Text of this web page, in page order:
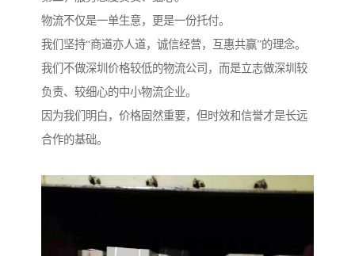
物流不仅是一单生意，更是一份托付。
我们坚持“商道亦人道，诚信经营，互惠共赢”的理念。
我们不做深圳价格较低的物流公司，而是立志做深圳较
负责、较细心的中小物流企业。
因为我们明白，价格固然重要，但时效和信誉才是长远
合作的基础。